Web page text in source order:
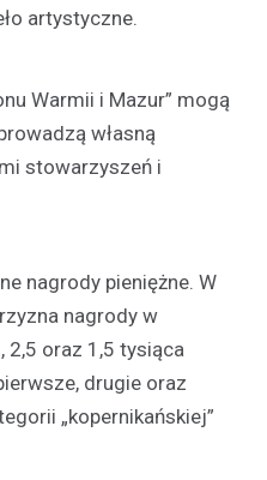
artystyczne.
Warmii i Mazur” mogą
własną
stowarzyszeń i
nagrody pieniężne. W
nagrody w
2,5 oraz 1,5 tysiąca
drugie oraz
„kopernikańskiej”